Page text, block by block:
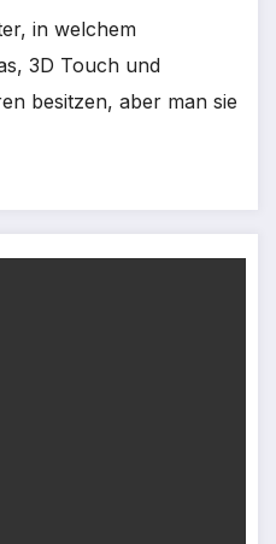
in welchem
3D Touch und
besitzen, aber man sie